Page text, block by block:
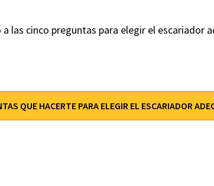
las cinco preguntas para elegir el escariador
QUE HACERTE PARA ELEGIR EL ESCARIADOR